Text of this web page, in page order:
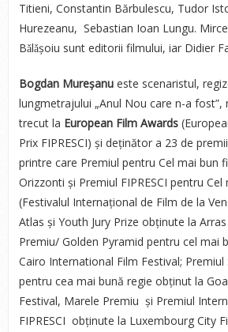
Titieni, Constantin Bărbulescu, Tudor
Hurezeanu, Sebastian Ioan Lungu.
Bǎlǎșoiu sunt editorii filmului, iar Didier
Bogdan Mureșanu este scenaristul,
lungmetrajului „Anul Nou care n-a fost”,
trecut la European Film Awards
Prix FIPRESCI) și deținător a 23 de
printre care Premiul pentru Cel mai bun
Orizzonti și Premiul FIPRESCI pentru
(Festivalul Internațional de Film de la
Atlas și Youth Jury Prize obținute la
Premiu/ Golden Pyramid pentru cel mai
Cairo International Film Festival; Premiul
pentru cea mai bună regie obținut la
Festival, Marele Premiu și Premiul
FIPRESCI obținute la Luxembourg City